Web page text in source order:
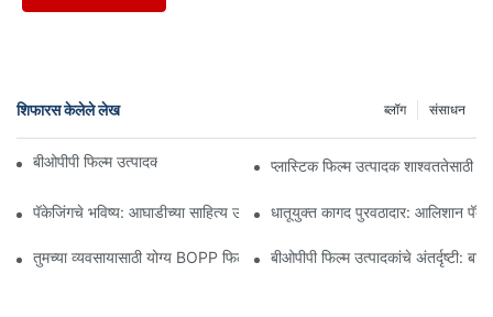
शिफारस केलेले लेख संसाधन
ब्लॉग
बीओपीपी फिल्म उत्पादक: लवचिक पॅकेजिंगचा कणाप्लास्टिक फिल्म उत्पादक
पॅकेजिंगचे भविष्य: आघाडीच्या साहित्य उत्पादकांकडून अंतर्दृष्टीधातूयुक्त कागद पुरवठादार: आलिशान
तुमच्या व्यवसायासाठी योग्य BOPP फिल्म पुरवठादार निवडणे का महत्त्वाचे आहे
बीओपीपी फिल्म उत्पादकांचे अंतर्दृष्टी: